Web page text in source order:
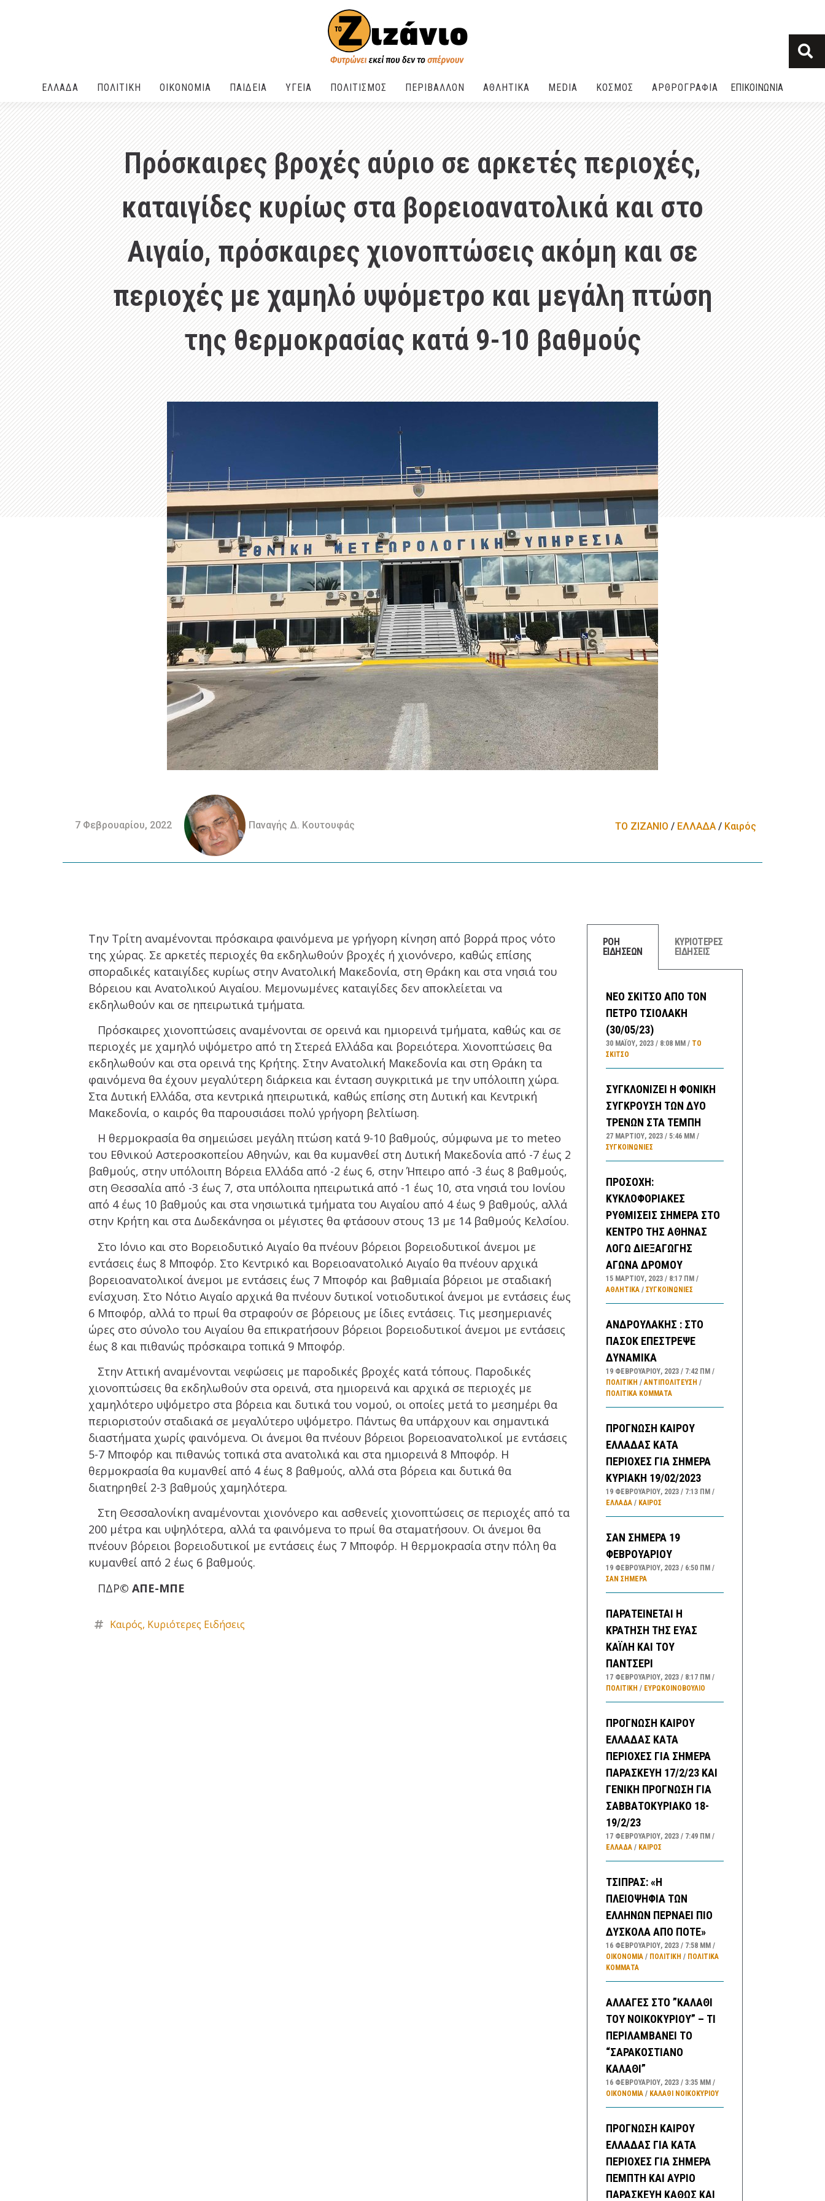
ΕΛΛΑΔA ΠΟΛΙΤΙΚΗ ΟΙΚΟΝΟΜΙΑ ΠΑΙΔΕΙΑ ΥΓΕΙΑ ΠΟΛΙΤΙΣΜΟΣ ΠΕΡΙΒΑΛΛΟΝ ΑΘΛΗΤΙΚΑ MEDIA ΚΟΣΜΟΣ ΑΡΘΡΟΓΡΑΦΙΑ ΕΠΙΚΟΙΝΩΝΙΑ
Πρόσκαιρες βροχές αύριο σε αρκετές περιοχές,
καταιγίδες κυρίως στα βορειοανατολικά και στο
Αιγαίο, πρόσκαιρες χιονοπτώσεις ακόμη και σε
περιοχές με χαμηλό υψόμετρο και μεγάλη πτώση
της θερμοκρασίας κατά 9-10 βαθμούς
7 Φεβρουαρίου, 2022 Παναγής Δ. Κουτουφάς ΤΟ ΖΙΖΑΝΙΟ / ΕΛΛΑΔA / Καιρός
Την Τρίτη αναμένονται πρόσκαιρα φαινόμενα με γρήγορη κίνηση από βορρά προς νότο
της χώρας. Σε αρκετές περιοχές θα εκδηλωθούν βροχές ή χιονόνερο, καθώς επίσης
σποραδικές καταιγίδες κυρίως στην Ανατολική Μακεδονία, στη Θράκη και στα νησιά του
Βόρειου και Ανατολικού Αιγαίου. Μεμονωμένες καταιγίδες δεν αποκλείεται να
εκδηλωθούν και σε ηπειρωτικά τμήματα.
Πρόσκαιρες χιονοπτώσεις αναμένονται σε ορεινά και ημιορεινά τμήματα, καθώς και σε
περιοχές με χαμηλό υψόμετρο από τη Στερεά Ελλάδα και βορειότερα. Χιονοπτώσεις θα
εκδηλωθούν και στα ορεινά της Κρήτης. Στην Ανατολική Μακεδονία και στη Θράκη τα
φαινόμενα θα έχουν μεγαλύτερη διάρκεια και ένταση συγκριτικά με την υπόλοιπη χώρα.
Στα Δυτική Ελλάδα, στα κεντρικά ηπειρωτικά, καθώς επίσης στη Δυτική και Κεντρική
Μακεδονία, ο καιρός θα παρουσιάσει πολύ γρήγορη βελτίωση.
Η θερμοκρασία θα σημειώσει μεγάλη πτώση κατά 9-10 βαθμούς, σύμφωνα με το meteo
του Εθνικού Αστεροσκοπείου Αθηνών, και θα κυμανθεί στη Δυτική Μακεδονία από -7 έως 2
βαθμούς, στην υπόλοιπη Βόρεια Ελλάδα από -2 έως 6, στην Ήπειρο από -3 έως 8 βαθμούς,
στη Θεσσαλία από -3 έως 7, στα υπόλοιπα ηπειρωτικά από -1 έως 10, στα νησιά του Ιονίου
από 4 έως 10 βαθμούς και στα νησιωτικά τμήματα του Αιγαίου από 4 έως 9 βαθμούς, αλλά
στην Κρήτη και στα Δωδεκάνησα οι μέγιστες θα φτάσουν στους 13 με 14 βαθμούς Κελσίου.
Στο Ιόνιο και στο Βορειοδυτικό Αιγαίο θα πνέουν βόρειοι βορειοδυτικοί άνεμοι με
εντάσεις έως 8 Μποφόρ. Στο Κεντρικό και Βορειοανατολικό Αιγαίο θα πνέουν αρχικά
βορειοανατολικοί άνεμοι με εντάσεις έως 7 Μποφόρ και βαθμιαία βόρειοι με σταδιακή
ενίσχυση. Στο Νότιο Αιγαίο αρχικά θα πνέουν δυτικοί νοτιοδυτικοί άνεμοι με εντάσεις έως
6 Μποφόρ, αλλά το πρωί θα στραφούν σε βόρειους με ίδιες εντάσεις. Τις μεσημεριανές
ώρες στο σύνολο του Αιγαίου θα επικρατήσουν βόρειοι βορειοδυτικοί άνεμοι με εντάσεις
έως 8 και πιθανώς πρόσκαιρα τοπικά 9 Μποφόρ.
Στην Αττική αναμένονται νεφώσεις με παροδικές βροχές κατά τόπους. Παροδικές
χιονοπτώσεις θα εκδηλωθούν στα ορεινά, στα ημιορεινά και αρχικά σε περιοχές με
χαμηλότερο υψόμετρο στα βόρεια και δυτικά του νομού, οι οποίες μετά το μεσημέρι θα
περιοριστούν σταδιακά σε μεγαλύτερο υψόμετρο. Πάντως θα υπάρχουν και σημαντικά
διαστήματα χωρίς φαινόμενα. Οι άνεμοι θα πνέουν βόρειοι βορειοανατολικοί με εντάσεις
5-7 Μποφόρ και πιθανώς τοπικά στα ανατολικά και στα ημιορεινά 8 Μποφόρ. Η
θερμοκρασία θα κυμανθεί από 4 έως 8 βαθμούς, αλλά στα βόρεια και δυτικά θα
διατηρηθεί 2-3 βαθμούς χαμηλότερα.
Στη Θεσσαλονίκη αναμένονται χιονόνερο και ασθενείς χιονοπτώσεις σε περιοχές από τα
200 μέτρα και υψηλότερα, αλλά τα φαινόμενα το πρωί θα σταματήσουν. Οι άνεμοι θα
πνέουν βόρειοι βορειοδυτικοί με εντάσεις έως 7 Μποφόρ. Η θερμοκρασία στην πόλη θα
κυμανθεί από 2 έως 6 βαθμούς.
ΠΔΡ© ΑΠΕ-ΜΠΕ
Καιρός, Κυριότερες Ειδήσεις
ΡΟΗ
ΕΙΔΗΣΕΩΝ
ΚΥΡΙΟΤΕΡΕΣ
ΕΙΔΗΣΕΙΣ
ΝΕΟ ΣΚΙΤΣΟ ΑΠΟ ΤΟΝ
ΠΕΤΡΟ ΤΣΙΟΛΑΚΗ
(30/05/23)
30 ΜΑΪ́ΟΥ, 2023 8:08 ΜΜ
ΤΟ
ΣΚΊΤΣΟ
ΣΥΓΚΛΟΝΙΖΕΙ Η ΦΟΝΙΚΗ
ΣΥΓΚΡΟΥΣΗ ΤΩΝ ΔΥΟ
ΤΡΕΝΩΝ ΣΤΑ ΤΕΜΠΗ
27 ΜΑΡΤΊΟΥ, 2023 5:46 ΜΜ
ΣΥΓΚΟΙΝΩΝΊΕΣ
ΠΡΟΣΟΧΗ:
ΚΥΚΛΟΦΟΡΙΑΚΕΣ
ΡΥΘΜΙΣΕΙΣ ΣΗΜΕΡΑ ΣΤΟ
ΚΕΝΤΡΟ ΤΗΣ ΑΘΗΝΑΣ
ΛΟΓΩ ΔΙΕΞΑΓΩΓΗΣ
ΑΓΩΝΑ ΔΡΟΜΟΥ
15 ΜΑΡΤΊΟΥ, 2023 8:17 ΠΜ
ΑΘΛΗΤΙΚΑ/ ΣΥΓΚΟΙΝΩΝΊΕΣ
ΑΝΔΡΟΥΛΑΚΗΣ : ΣΤΟ
ΠΑΣΟΚ ΕΠΕΣΤΡΕΨΕ
ΔΥΝΑΜΙΚΑ
19 ΦΕΒΡΟΥΑΡΊΟΥ, 2023 7:42 ΠΜ
ΠΟΛΙΤΙΚΗ / ΑΝΤΙΠΟΛΊΤΕΥΣΗ /
ΠΟΛΙΤΙΚΆ ΚΌΜΜΑΤΑ
ΠΡΟΓΝΩΣΗ ΚΑΙΡΟΥ
ΕΛΛΑΔΑΣ ΚΑΤΑ
ΠΕΡΙΟΧΕΣ ΓΙΑ ΣΗΜΕΡΑ
ΚΥΡΙΑΚΗ 19/02/2023
19 ΦΕΒΡΟΥΑΡΊΟΥ, 2023 7:13 ΠΜ
ΕΛΛΑΔA/ ΚΑΙΡΌΣ
ΣΑΝ ΣΗΜΕΡΑ 19
ΦΕΒΡΟΥΑΡΙΟΥ
19 ΦΕΒΡΟΥΑΡΊΟΥ, 2023 6:50 ΠΜ
ΣΑΝ ΣΉΜΕΡΑ
ΠΑΡΑΤΕΙΝΕΤΑΙ Η
ΚΡΑΤΗΣΗ ΤΗΣ ΕΥΑΣ
ΚΑΪΛΗ ΚΑΙ ΤΟΥ
ΠΑΝΤΣΕΡΙ
17 ΦΕΒΡΟΥΑΡΊΟΥ, 2023 8:17 ΠΜ
ΠΟΛΙΤΙΚΗ / ΕΥΡΩΚΟΙΝΟΒΟΥΛΙΟ
ΠΡΟΓΝΩΣΗ ΚΑΙΡΟΥ
ΕΛΛΑΔΑΣ ΚΑΤΑ
ΠΕΡΙΟΧΕΣ ΓΙΑ ΣΗΜΕΡΑ
ΠΑΡΑΣΚΕΥΗ 17/2/23 ΚΑΙ
ΓΕΝΙΚΗ ΠΡΟΓΝΩΣΗ ΓΙΑ
ΣΑΒΒΑΤΟΚΥΡΙΑΚΟ 18-
19/2/23
17 ΦΕΒΡΟΥΑΡΊΟΥ, 2023 7:49 ΠΜ
ΕΛΛΑΔA/ ΚΑΙΡΌΣ
ΤΣΙΠΡΑΣ: «Η
ΠΛΕΙΟΨΗΦΙΑ ΤΩΝ
ΕΛΛΗΝΩΝ ΠΕΡΝΑΕΙ ΠΙΟ
ΔΥΣΚΟΛΑ ΑΠΟ ΠΟΤΕ»
16 ΦΕΒΡΟΥΑΡΊΟΥ, 2023 7:58 ΜΜ
ΟΙΚΟΝΟΜΙΑ/ ΠΟΛΙΤΙΚΗ / ΠΟΛΙΤΙΚΆ
ΚΌΜΜΑΤΑ
ΑΛΛΑΓΕΣ ΣΤΟ ”ΚΑΛΑΘΙ
ΤΟΥ ΝΟΙΚΟΚΥΡΙΟΥ” – ΤΙ
ΠΕΡΙΛΑΜΒΑΝΕΙ ΤΟ
“ΣΑΡΑΚΟΣΤΙΑΝΟ
ΚΑΛΑΘΙ”
16 ΦΕΒΡΟΥΑΡΊΟΥ, 2023 3:35 ΜΜ
ΟΙΚΟΝΟΜΙΑ/ ΚΑΛΑΘΙ ΝΟΙΚΟΚΥΡΙΟΥ
ΠΡΟΓΝΩΣΗ ΚΑΙΡΟΥ
ΕΛΛΑΔΑΣ ΓΙΑ ΚΑΤΑ
ΠΕΡΙΟΧΕΣ ΓΙΑ ΣΗΜΕΡΑ
ΠΕΜΠΤΗ ΚΑΙ ΑΥΡΙΟ
ΠΑΡΑΣΚΕΥΗ ΚΑΘΩΣ ΚΑΙ